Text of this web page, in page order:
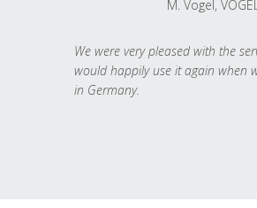
M. Vogel,
We were very pleased with the
would happily use it again when
in Germany.